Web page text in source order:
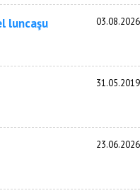
luncaşu
03.08.2026
31.05.2019
23.06.2026